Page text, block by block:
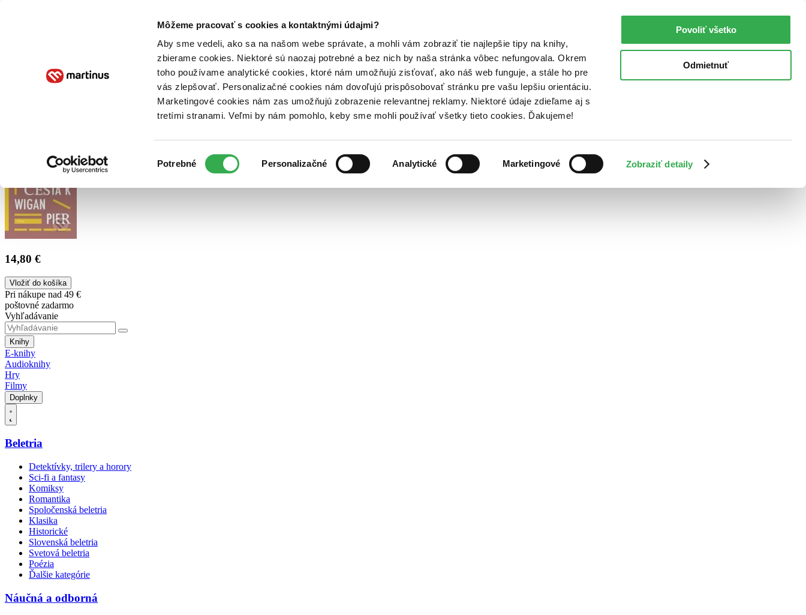
Môžeme pracovať s cookies a kontaktnými údajmi?
Aby sme vedeli, ako sa na našom webe správate, a mohli vám zobraziť tie najlepšie tipy na knihy,
zbierame cookies. Niektoré sú naozaj potrebné a bez nich by naša stránka vôbec nefungovala. Okrem
toho používame analytické cookies, ktoré nám umožňujú zisťovať, ako náš web funguje, a stále ho pre
vás zlepšovať. Personalizačné cookies nám dovoľujú prispôsobovať stránku pre vašu lepšiu orientáciu.
Marketingové cookies nám zas umožňujú zobrazenie relevantnej reklamy. Niektoré údaje zdieľame aj s
tretími stranami. Veľmi by nám pomohlo, keby sme mohli používať všetky tieto cookies. Ďakujeme!
súhlasu
Potrebné Personalizačné Analytické Marketingové Zobraziť detaily
Povoliť všetko
Odmietnuť
Poukážky Kontakt
14,80 €
Vložiť do košíka
Pri nákupe nad 49 €
poštovné zadarmo
Vyhľadávanie
Knihy
E-knihy
Audioknihy
Hry
Filmy
Doplnky
Beletria
Detektívky, trilery a horory
Sci-fi a fantasy
Komiksy
Romantika
Spoločenská beletria
Klasika
Historické
Slovenská beletria
Svetová beletria
Poézia
Ďalšie kategórie
Náučná a odborná